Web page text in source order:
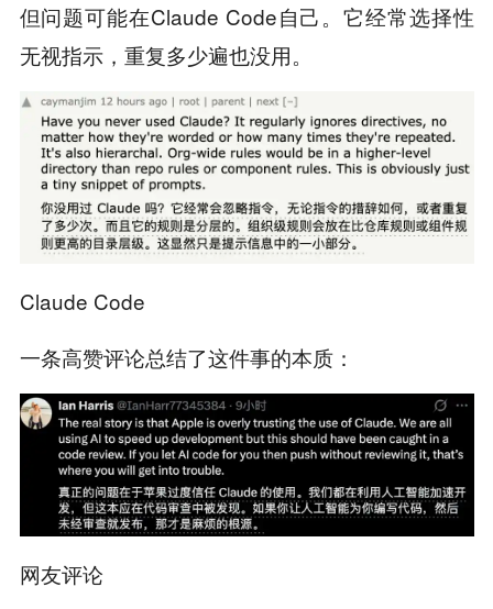
但问题可能在Claude Code自己。它经常选择性
无视指示，重复多少遍也没用。
Claude Code
一条高赞评论总结了这件事的本质：
网友评论